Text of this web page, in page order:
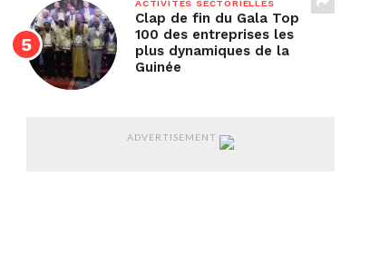
ACTIVITÉS SECTORIELLES
Clap de fin du Gala Top
100 des entreprises les
plus dynamiques de la
Guinée
ADVERTISEMENT